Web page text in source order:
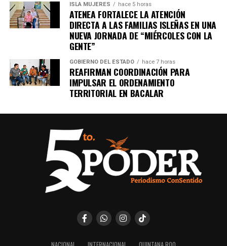
Unirme al canal de WhatsApp
ISLA MUJERES hace 5 horas
ATENEA FORTALECE LA ATENCIÓN
DIRECTA A LAS FAMILIAS ISLEÑAS EN UNA
NUEVA JORNADA DE “MIÉRCOLES CON LA
GENTE”
GOBIERNO DEL ESTADO hace 7 horas
REAFIRMAN COORDINACIÓN PARA
IMPULSAR EL ORDENAMIENTO
TERRITORIAL EN BACALAR